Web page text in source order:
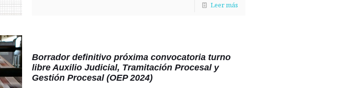
Leer más
Borrador definitivo próxima convocatoria turno
libre Auxilio Judicial, Tramitación Procesal y
Gestión Procesal (OEP 2024)